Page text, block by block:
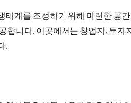
태계를 조성하기 위해 마련한 공
합니다. 이곳에서는 창업자, 투자
.